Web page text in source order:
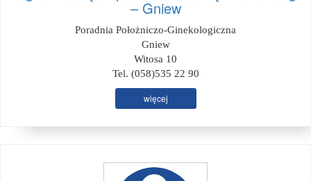
– Gniew
Poradnia Położniczo-Ginekologiczna
Gniew
Witosa 10
Tel. (058)535 22 90
więcej